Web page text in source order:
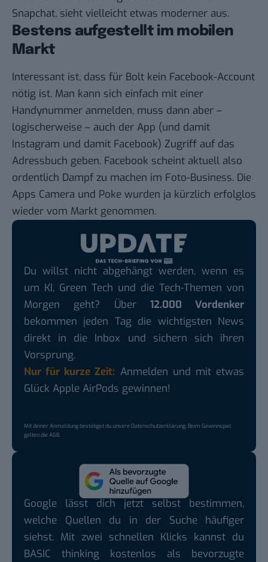
Snapchat, sieht vielleicht etwas moderner aus.
Bestens aufgestellt im mobilen
Markt
Interessant ist, dass für Bolt kein Facebook-Account
nötig ist. Man kann sich einfach mit einer
Handynummer anmelden, muss dann aber –
logischerweise – auch der App (und damit
Instagram und damit Facebook) Zugriff auf das
Adressbuch geben. Facebook scheint aktuell also
ordentlich Dampf zu machen im Foto-Business. Die
Apps Camera und Poke wurden ja kürzlich erfolglos
wieder vom Markt genommen.
Du willst nicht abgehängt werden, wenn es
um KI, Green Tech und die Tech-Themen von
Morgen geht? Über 12.000 Vordenker
bekommen jeden Tag die wichtigsten News
direkt in die Inbox und sichern sich ihren
Vorsprung.
Nur für kurze Zeit: Anmelden und mit etwas
Glück Apple AirPods gewinnen!
Mit deiner Anmeldung bestätigst du unsereDatenschutzerklärung. Beim Gewinnspiel
gelten dieAGB.
Google lässt dich jetzt selbst bestimmen,
welche Quellen du in der Suche häufiger
siehst. Mit zwei schnellen Klicks kannst du
BASIC thinking kostenlos als bevorzugte